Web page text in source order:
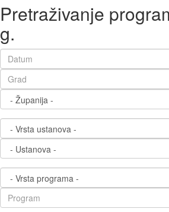
Pretraživanje
g.